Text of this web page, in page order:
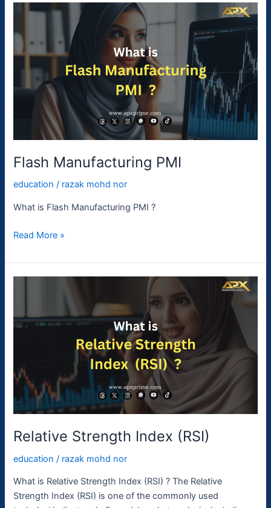
Flash Manufacturing PMI
education / razak mohd nor
What is Flash Manufacturing PMI ?
Flash
PMI
Read More »
Relative Strength Index (RSI)
education / razak mohd nor
What is Relative Strength Index (RSI) ? The Relative
Strength Index (RSI) is one of the commonly used
(RSI)